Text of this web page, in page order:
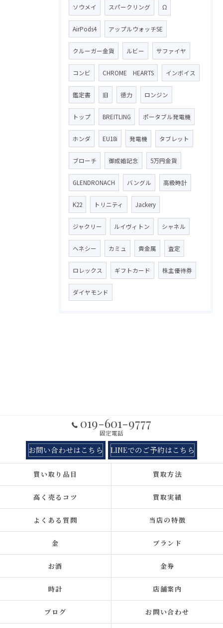
ソウメイ スパークリング Ω
AirPods4 アップルウォッチSE
クルーガー金貨 ルビー サファイヤ
コンビ CHROME HEARTS インボイス
鑑定書 旧 徳力 ロンジン
トップ BREITLING ポータブル発電機
ホンダ EU18i 発電機 タブレット
ブローチ 御成婚記念 5万円金貨
GLENDRONACH バングル 高級時計
K22 トリニティ Jackery
ジャクリー ルイヴィトン シャネル
ヘネシー カミュ 貴金属 査定
ロレックス ギフトカード 株主優待券
ダイヤモンド
019-601-9777
固定電話
お問い合わせはこちら LINEでのご予約はこちら
買い取り品目 買取方法
高く売るコツ 買取実績
よくある質問 当店の特徴
金 ブランド
お酒 金券
時計 店舗案内
ブログ お問い合わせ